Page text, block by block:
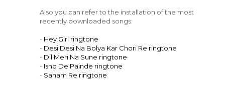
Also you can refer to the installation of the most
recently downloaded songs:
- Hey Girl ringtone
- Desi Desi Na Bolya Kar Chori Re ringtone
- Dil Meri Na Sune ringtone
- Ishq De Painde ringtone
- Sanam Re ringtone